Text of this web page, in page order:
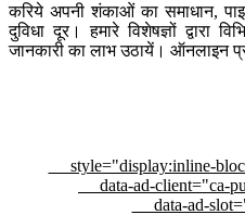
करिये अपनी शंकाओं का समाधान,
दुविधा दूर। हमारे विशेषज्ञों द्वारा
जानकारी का लाभ उठायें। ऑनलाइन
style="display:inline-
data-ad-client="ca-
data-ad-